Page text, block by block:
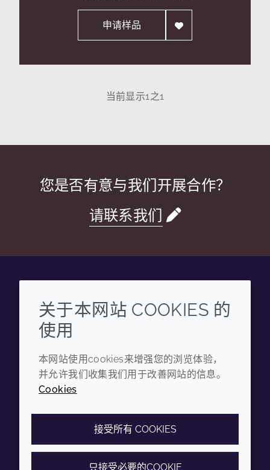
申请样品
当前显示1之1
您是否有意与我们开展合作？
请联系我们
WechatYouku Zhihu Tiktok
企业
年度报告
可持续发展报告
条款和条件
隐私政策
Cookie政策
关于本网站 COOKIES 的
使用
本网站使用cookies来增强您的浏览体验，
并允许我们收集我们用于改善网站的信息。
Cookies
接受所有 COOKIES
只接受必要的COOKIE